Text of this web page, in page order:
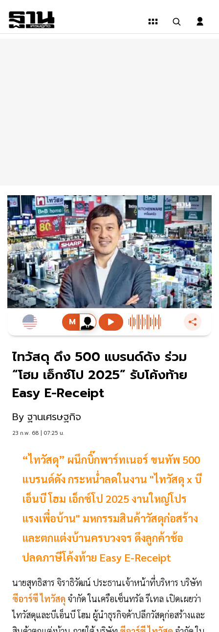
ไทวัสดุ ดึง 500 แบรนด์ดัง ร่วม
“โฮม เอ็กซ์โป 2025” รับโค้งท้าย
Easy E-Receipt
By ฐานเศรษฐกิจ
23 ก.พ. 68 | 07:25 น.
“ไทวัสดุ” ผนึกบิ๊กพาร์ทเนอร์ ขนทัพ 500
แบรนด์ดัง กระหน่ำลดในงาน "ไทวัสดุ x บี
เอ็นบี โฮม เอ็กซ์โป 2025 งานใหญ่โปร
แรงเพื่อบ้าน" มหกรรมสินค้าวัสดุก่อสร้าง
และตกแต่งบ้านครบวงจร ดึงลูกค้าช้อ
ปลดภาษีโค้งท้าย Easy E-Receipt
นายสุทธิสาร จิราธิวัฒน์ ประธานเจ้าหน้าที่บริหาร บริษัท
ซีอาร์ซี ไทวัสดุ จำกัด ในเครือเซ็นทรัล รีเทล เปิดเผยว่า
ไทวัสดุและบีเอ็นบี โฮม ผู้นำธุรกิจค้าปลีกวัสดุก่อสร้างและ